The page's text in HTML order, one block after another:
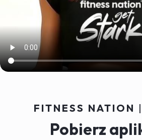
Osobisty chat coachingowy, 100%
zindywidualizowany, z dostępem
do danych treningowych dla
optymalnego wsparcia.
FITNESS NATION
Pobierz